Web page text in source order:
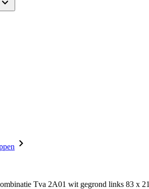
Tva 2A01 wit gegrond links 83 x